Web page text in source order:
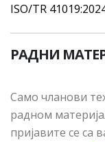
ISO/TR
РАДНИ
Сaмo члaнoви
рaднoм
приjaвитe сe сa